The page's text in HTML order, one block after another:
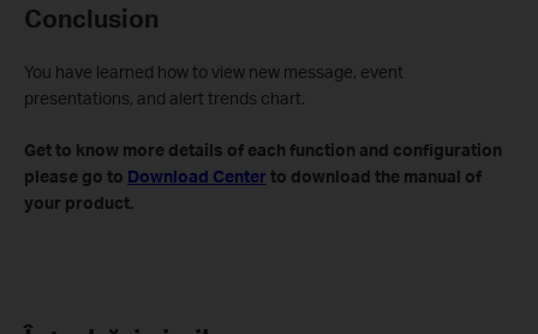
Conclusion
You have learned how to view new message, event
presentations, and alert trends chart.
Get to know more details of each function and configuration
please go to Download Center to download the manual of
your product.